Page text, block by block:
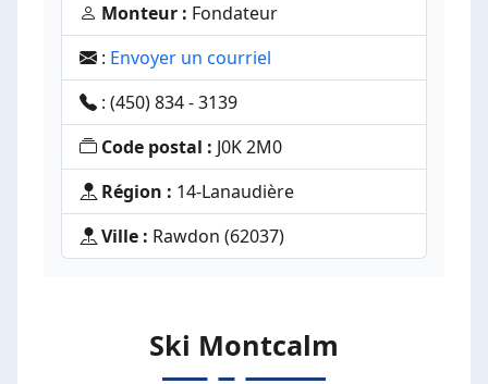
Monteur : Fondateur
: Envoyer un courriel
: (450) 834 - 3139
Code postal : J0K 2M0
Région : 14-Lanaudière
Ville : Rawdon (62037)
Ski Montcalm